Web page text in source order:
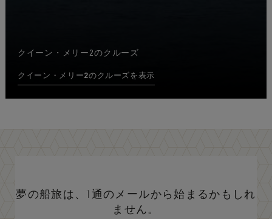
クイーン・メリー2のクルーズ
クイーン・メリー2のクルーズを表示
夢の船旅は、1通のメールから始まるかもしれ
ません。